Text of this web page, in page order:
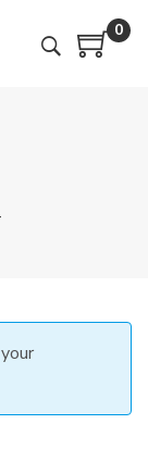
0